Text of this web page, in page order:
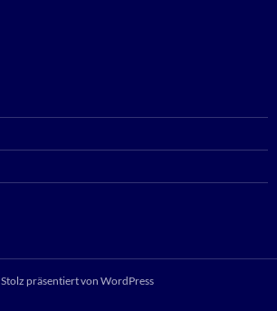
Stolz präsentiert von WordPress